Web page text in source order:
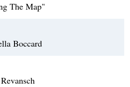
The Map"
Boccard